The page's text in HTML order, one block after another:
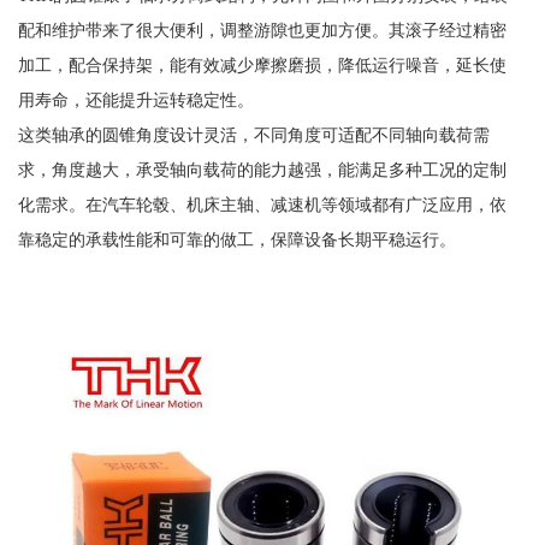
配和维护带来了很大便利，调整游隙也更加方便。其滚子经过精密
加工，配合保持架，能有效减少摩擦磨损，降低运行噪音，延长使
用寿命，还能提升运转稳定性。
这类轴承的圆锥角度设计灵活，不同角度可适配不同轴向载荷需
求，角度越大，承受轴向载荷的能力越强，能满足多种工况的定制
化需求。在汽车轮毂、机床主轴、减速机等领域都有广泛应用，依
靠稳定的承载性能和可靠的做工，保障设备长期平稳运行。